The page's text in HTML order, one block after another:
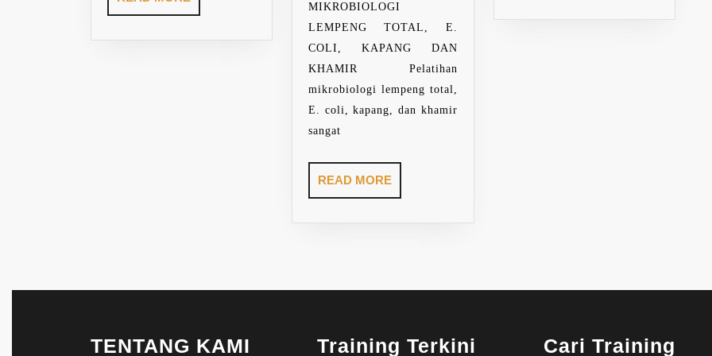
MORE
MIKROBIOLOGI
LEMPENG TOTAL, E.
COLI, KAPANG DAN
KHAMIR Pelatihan
mikrobiologi lempeng total,
E. coli, kapang, dan khamir
sangat
READ MOREREAD
MORE
TENTANG KAMI Training Terkini Cari Training